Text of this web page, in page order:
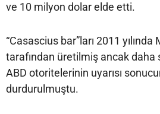
ve 10 milyon dolar elde etti.
“Casascius bar”ları 2011
tarafından üretilmiş ancak daha
ABD otoritelerinin uyarısı
durdurulmuştu.